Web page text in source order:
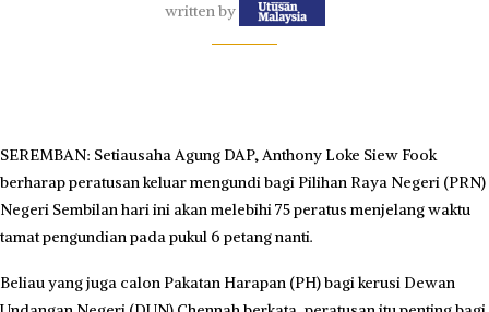
written by
SEREMBAN: Setiausaha Agung DAP, Anthony Loke Siew Fook
berharap peratusan keluar mengundi bagi Pilihan Raya Negeri (PRN)
Negeri Sembilan hari ini akan melebihi 75 peratus menjelang waktu
tamat pengundian pada pukul 6 petang nanti.
Beliau yang juga calon Pakatan Harapan (PH) bagi kerusi Dewan